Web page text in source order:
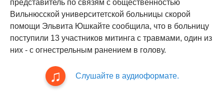
представитель по связям с общественностью
Вильнюсской университетской больницы скорой
помощи Эльвита Юшкайте сообщила, что в больницу
поступили 13 участников митинга с травмами, один из
них - с огнестрельным ранением в голову.
Слушайте в аудиоформате.